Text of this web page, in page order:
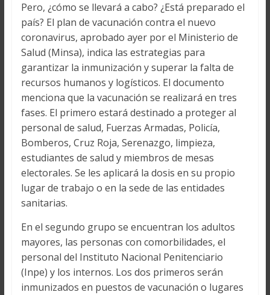
Pero, ¿cómo se llevará a cabo? ¿Está preparado el
país? El plan de vacunación contra el nuevo
coronavirus, aprobado ayer por el Ministerio de
Salud (Minsa), indica las estrategias para
garantizar la inmunización y superar la falta de
recursos humanos y logísticos. El documento
menciona que la vacunación se realizará en tres
fases. El primero estará destinado a proteger al
personal de salud, Fuerzas Armadas, Policía,
Bomberos, Cruz Roja, Serenazgo, limpieza,
estudiantes de salud y miembros de mesas
electorales. Se les aplicará la dosis en su propio
lugar de trabajo o en la sede de las entidades
sanitarias.
En el segundo grupo se encuentran los adultos
mayores, las personas con comorbilidades, el
personal del Instituto Nacional Penitenciario
(Inpe) y los internos. Los dos primeros serán
inmunizados en puestos de vacunación o lugares